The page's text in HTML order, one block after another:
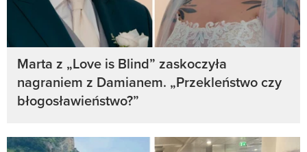
Marta z „Love is Blind” zaskoczyła
nagraniem z Damianem. „Przekleństwo czy
błogosławieństwo?”